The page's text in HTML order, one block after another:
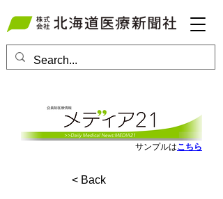
サンプルはこちら
< Back